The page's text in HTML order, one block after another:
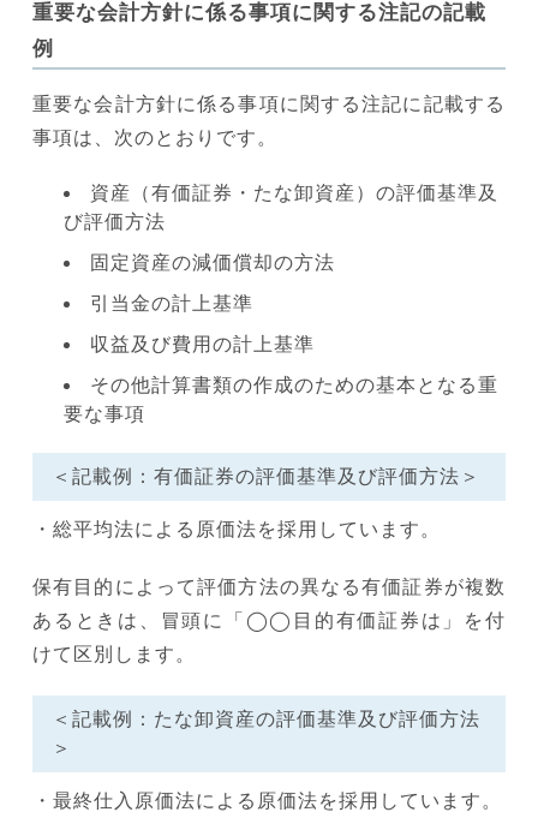
重要な会計方針に係る事項に関する注記の記載
例
重要な会計方針に係る事項に関する注記に記載する
事項は、次のとおりです。
資産（有価証券・たな卸資産）の評価基準及
び評価方法
固定資産の減価償却の方法
引当金の計上基準
収益及び費用の計上基準
その他計算書類の作成のための基本となる重
要な事項
＜記載例：有価証券の評価基準及び評価方法＞
・総平均法による原価法を採用しています。
保有目的によって評価方法の異なる有価証券が複数
あるときは、冒頭に「◯◯目的有価証券は」を付
けて区別します。
＜記載例：たな卸資産の評価基準及び評価方法
＞
・最終仕入原価法による原価法を採用しています。